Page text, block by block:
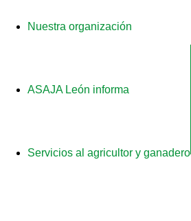
Nuestra organización
ASAJA León informa
Servicios al agricultor y ganadero